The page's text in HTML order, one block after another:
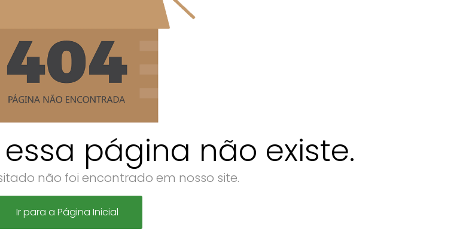
página não existe.
não foi encontrado em nosso site.
Ir para a Página Inicial